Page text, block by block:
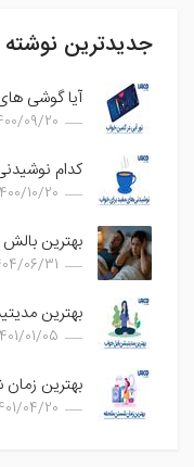
جدیدترین
آیا گوشی
09/20
کدام
10/20
بهترین
06/31
بهترین
01/05
بهترین
04/20